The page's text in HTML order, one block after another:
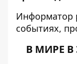
Информатор
событиях,
В МИРЕ В